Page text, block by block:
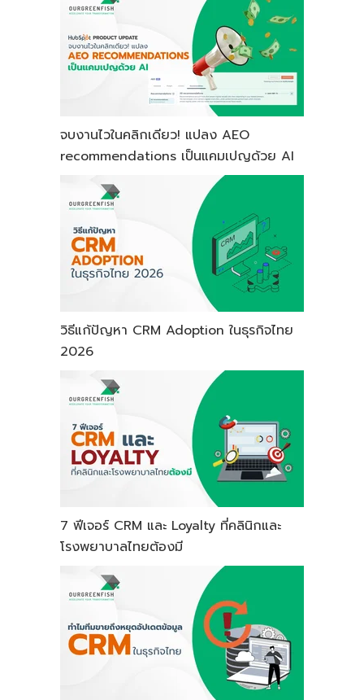
จบงานไวในคลิกเดียว! แปลง AEO
recommendations เป็นแคมเปญด้วย AI
วิธีแก้ปัญหา CRM Adoption ในธุรกิจไทย
2026
7 ฟีเจอร์ CRM และ Loyalty ที่คลินิกและ
โรงพยาบาลไทยต้องมี